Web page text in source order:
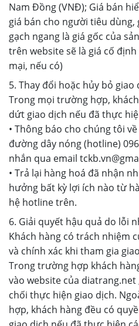
Nam Đồng (VNĐ); Giá bán
giá bán cho người tiêu dùng,
gạch ngang là giá gốc của
trên website sẽ là giá cố
mại, nếu có)
5. Thay đổi hoặc hủy bỏ giao
Trong mọi trường hợp,
dứt giao dịch nếu đã thực
• Thông báo cho chúng tôi
đường dây nóng (hotline)
nhắn qua email
• Trả lại hàng hoá đã nhận
hưởng bất kỳ lợi ích nào từ
hệ hotline trên.
6. Giải quyết hậu quả do lỗi
Khách hàng có trách nhiệm
và chính xác khi tham gia
Trong trường hợp khách
vào website của
chối thực hiện giao dịch.
hợp, khách hàng đều có